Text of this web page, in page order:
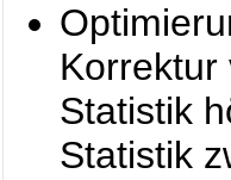
Korrektur
Statistik
Statistik